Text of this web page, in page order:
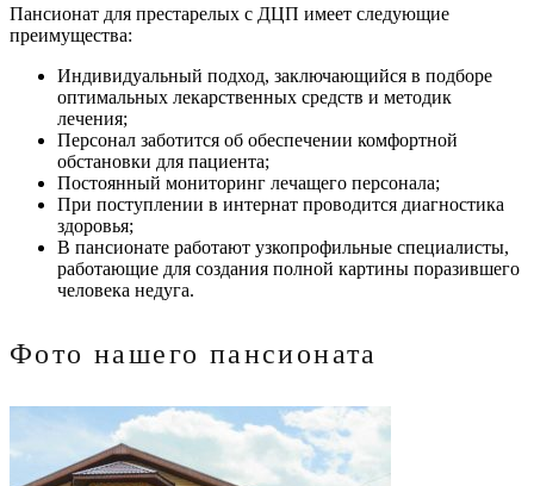
Пансионат для престарелых с ДЦП имеет следующие
преимущества:
Индивидуальный подход, заключающийся в подборе
оптимальных лекарственных средств и методик
лечения;
Персонал заботится об обеспечении комфортной
обстановки для пациента;
Постоянный мониторинг лечащего персонала;
При поступлении в интернат проводится диагностика
здоровья;
В пансионате работают узкопрофильные специалисты,
работающие для создания полной картины поразившего
человека недуга.
Фото нашего пансионата